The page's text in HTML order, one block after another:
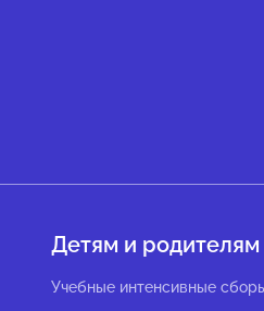
Детям и родителям
Учебные интенсивные